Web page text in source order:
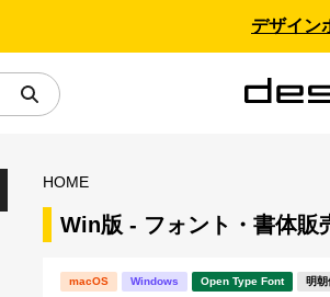
デザイン
HOME
Win版 - フォント・書体販
macOS Windows Open Type Font 明朝